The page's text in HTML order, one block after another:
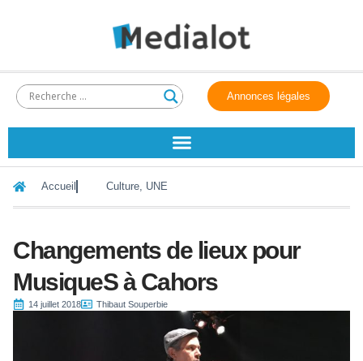
Annonces légales
Accueil Culture, UNE
Changements de lieux pour
MusiqueS à Cahors
14 juillet 2018 Thibaut Souperbie